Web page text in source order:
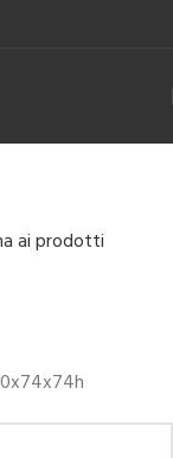
ai prodotti